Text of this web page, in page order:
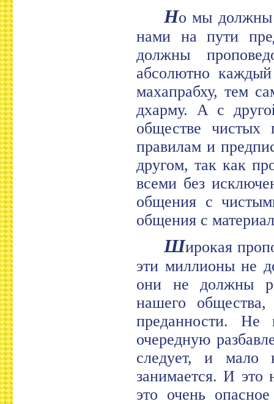
Но мы должны
нами на пути
должны
абсолютно
махапрабху, тем
дхарму. А с
обществе чистых
правилам и
другом, так как
всеми без
общения с
общения с
Широкая
эти миллионы не
они не должны
нашего
преданности. Не
очередную
следует, и мало
занимается. И это
это очень